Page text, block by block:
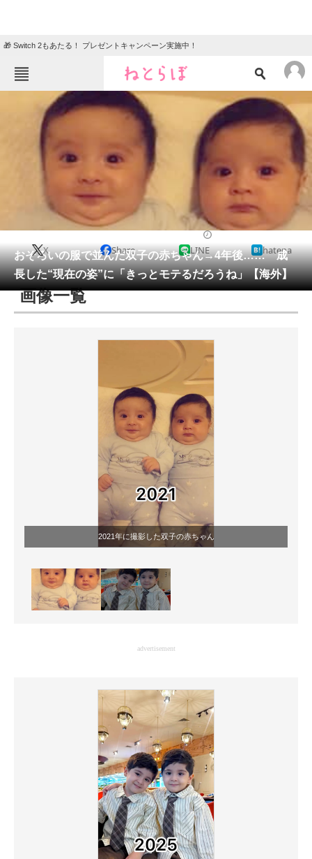
🎁 Switch 2もあたる！ プレゼントキャンペーン実施中！
ねとらぼメニュー
リサーチ
会員記事
メディア
注目記事を集めた総合ページ
ITの今と未来を見通す
進化するPCとデバイスの未来
好きが集まる 比べて選べる
ビジネスと働き方のヒント
AI活用のいまが分かる
企業ITのトレンドを詳説
マーケ×ITの今がよく分かる
ITエンジニア向け専門サイト
製造業のIT導入・活用を支援
モノづくり技術者専門サイト
エレクトロニクス専門サイト
電子設計の基本と応用
エネルギーの専門メディア
建設×テクノロジーの最前線
おそろいの服で並んだ双子の赤ちゃん→4年後…… 成
長した“現在の姿”に「きっとモテるだろうね」【海外】
X Share LINE hatena
画像一覧
2021年に撮影した双子の赤ちゃん
advertisement